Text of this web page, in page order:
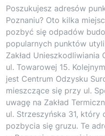
Poszukujesz adresów
Poznaniu? Oto kilka
pozbyć się odpadów
popularnych punktów
Zakład Unieszkodliwiania
ul. Towarowej 15.
jest Centrum Odzysku
mieszczące się przy ul.
uwagę na Zakład
ul. Strzeszyńska 31,
pozbycia się gruzu. Te